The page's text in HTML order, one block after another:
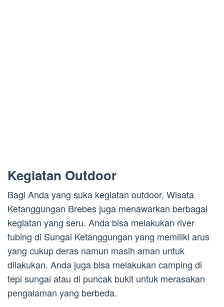
Kegiatan Outdoor
Bagi Anda yang suka kegiatan outdoor, Wisata
Ketanggungan Brebes juga menawarkan berbagai
kegiatan yang seru. Anda bisa melakukan river
tubing di Sungai Ketanggungan yang memiliki arus
yang cukup deras namun masih aman untuk
dilakukan. Anda juga bisa melakukan camping di
tepi sungai atau di puncak bukit untuk merasakan
pengalaman yang berbeda.